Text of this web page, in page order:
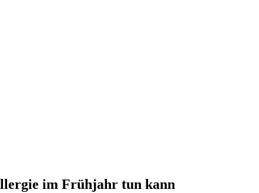
im Frühjahr tun kann